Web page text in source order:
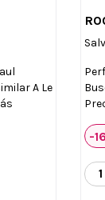
A Le
-